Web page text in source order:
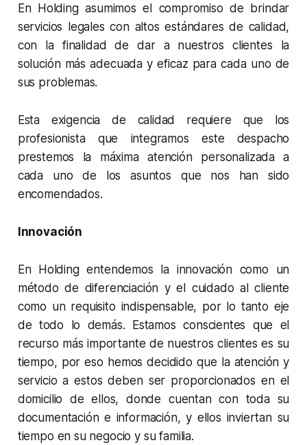
En Holding asumimos el compromiso de brindar
servicios legales con altos estándares de calidad,
con la finalidad de dar a nuestros clientes la
solución más adecuada y eficaz para cada uno de
sus problemas.
Esta exigencia de calidad requiere que los
profesionista que integramos este despacho
prestemos la máxima atención personalizada a
cada uno de los asuntos que nos han sido
encomendados.
Innovación
En Holding entendemos la innovación como un
método de diferenciación y el cuidado al cliente
como un requisito indispensable, por lo tanto eje
de todo lo demás. Estamos conscientes que el
recurso más importante de nuestros clientes es su
tiempo, por eso hemos decidido que la atención y
servicio a estos deben ser proporcionados en el
domicilio de ellos, donde cuentan con toda su
documentación e información, y ellos inviertan su
tiempo en su negocio y su familia.